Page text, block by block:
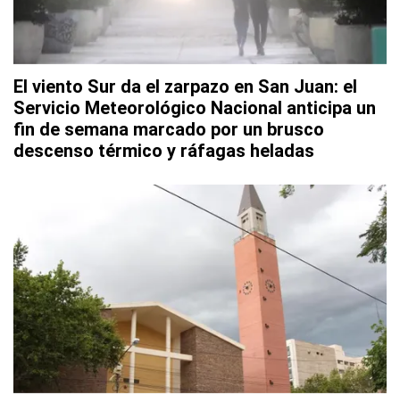
El viento Sur da el zarpazo en San Juan: el
Servicio Meteorológico Nacional anticipa un
fin de semana marcado por un brusco
descenso térmico y ráfagas heladas